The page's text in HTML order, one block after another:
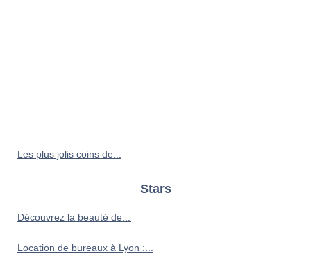
Les plus jolis coins de...
Stars
Découvrez la beauté de...
Location de bureaux à Lyon :...